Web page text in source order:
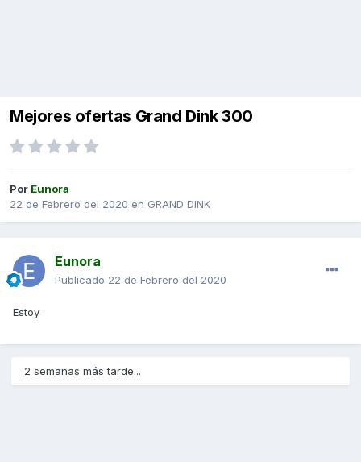
Mejores ofertas Grand Dink 300
Por Eunora
22 de Febrero del 2020 en GRAND DINK
Eunora
Publicado 22 de Febrero del 2020
Estoy
2 semanas más tarde...